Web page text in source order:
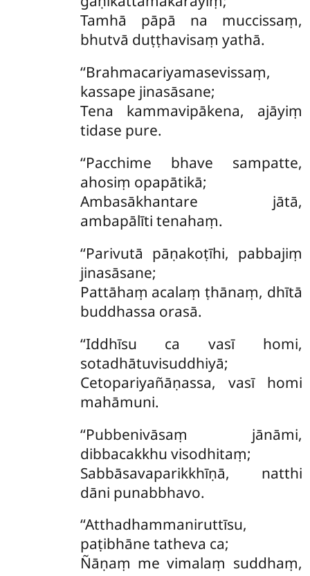
Tamhā pāpā na muccissaṃ,
bhutvā duṭṭhavisaṃ yathā.
‘‘Brahmacariyamasevissaṃ,
kassape jinasāsane;
Tena kammavipākena, ajāyiṃ
tidase pure.
‘‘Pacchime bhave sampatte,
ahosiṃ opapātikā;
Ambasākhantare jātā,
ambapālīti tenahaṃ.
‘‘Parivutā pāṇakoṭīhi, pabbajiṃ
jinasāsane;
Pattāhaṃ acalaṃ ṭhānaṃ, dhītā
buddhassa orasā.
‘‘Iddhīsu ca vasī homi,
sotadhātuvisuddhiyā;
Cetopariyañāṇassa, vasī homi
mahāmuni.
‘‘Pubbenivāsaṃ jānāmi,
dibbacakkhu visodhitaṃ;
Sabbāsavaparikkhīṇā, natthi
dāni punabbhavo.
‘‘Atthadhammaniruttīsu,
paṭibhāne tatheva ca;
Ñāṇaṃ me vimalaṃ suddhaṃ,